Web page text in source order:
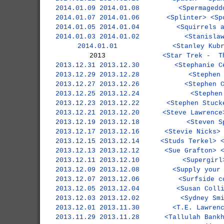
2014.01.09
2014.01.08
2014.01.07
2014.01.06
2014.01.05
2014.01.04
2014.01.03
2014.01.02
2014.01.01
2013
2013.12.31 2013.12.30
2013.12.29
2013.12.28
2013.12.27
2013.12.26
2013.12.25
2013.12.24
2013.12.23
2013.12.22
2013.12.21 2013.12.20
2013.12.19
2013.12.18
2013.12.17
2013.12.16
2013.12.15
2013.12.14
2013.12.13
2013.12.12
2013.12.11 2013.12.10
2013.12.09
2013.12.08
2013.12.07
2013.12.06
2013.12.05
2013.12.04
2013.12.03
2013.12.02
2013.12.01 2013.11.30
2013.11.29
2013.11.28
<Splinter>
<Squirrels
<Stanley
<Star Trek -
<Stephanie
<Stephen
<Stephen
<Steve
<Steven
<Stevie Nicks>
<Studs Terkel>
<Sue Grafton>
<Supply your
<Surfside
<Susan
<Sydney
<T.E.
<Tallulah